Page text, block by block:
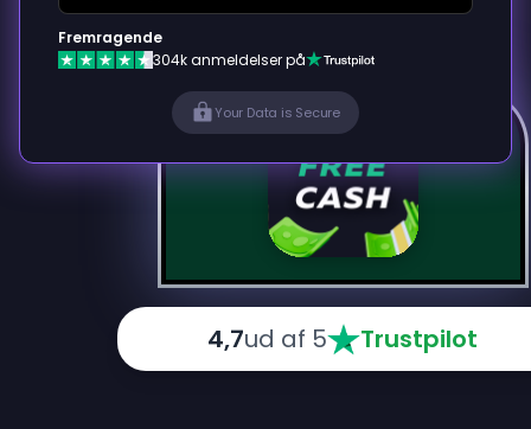
4,7ud af 5 Trustpilot
Fremragende
304k anmeldelser på
Your Data is Secure